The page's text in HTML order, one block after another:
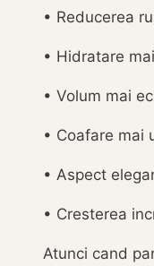
• Reducerea
• Hidratare
• Volum mai
• Coafare mai
• Aspect
• Cresterea
Atunci cand